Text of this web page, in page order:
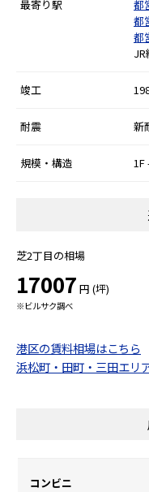
最寄り駅 都
都
都
JR
竣工
耐震 新
規模・構造
芝2丁目の相場
17007 円 (坪)
※ビルサク調べ
港区の賃料相場はこちら
浜松町・田町・三田エリ
コンビニ